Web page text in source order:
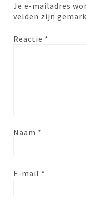
Je e-mailadres
velden zijn
Reactie *
Naam *
E-mail *